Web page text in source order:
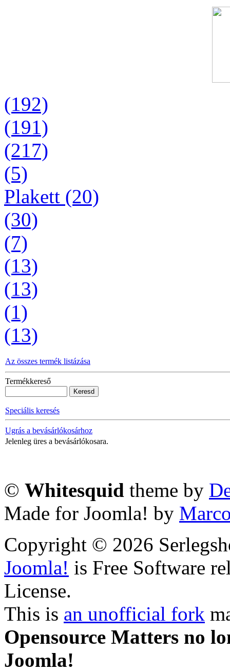
(192)
(191)
(217)
(5)
Plakett (20)
(30)
(7)
(13)
(13)
(1)
(13)
Az összes termék listázása
Termékkereső
Speciális keresés
Ugrás a bevásárlókosárhoz
Jelenleg üres a bevásárlókosara.
© Whitesquid theme by
Made for Joomla! by
Copyright © 2026
Joomla! is Free Software
License.
This is an unofficial fork
Opensource Matters no
Joomla!